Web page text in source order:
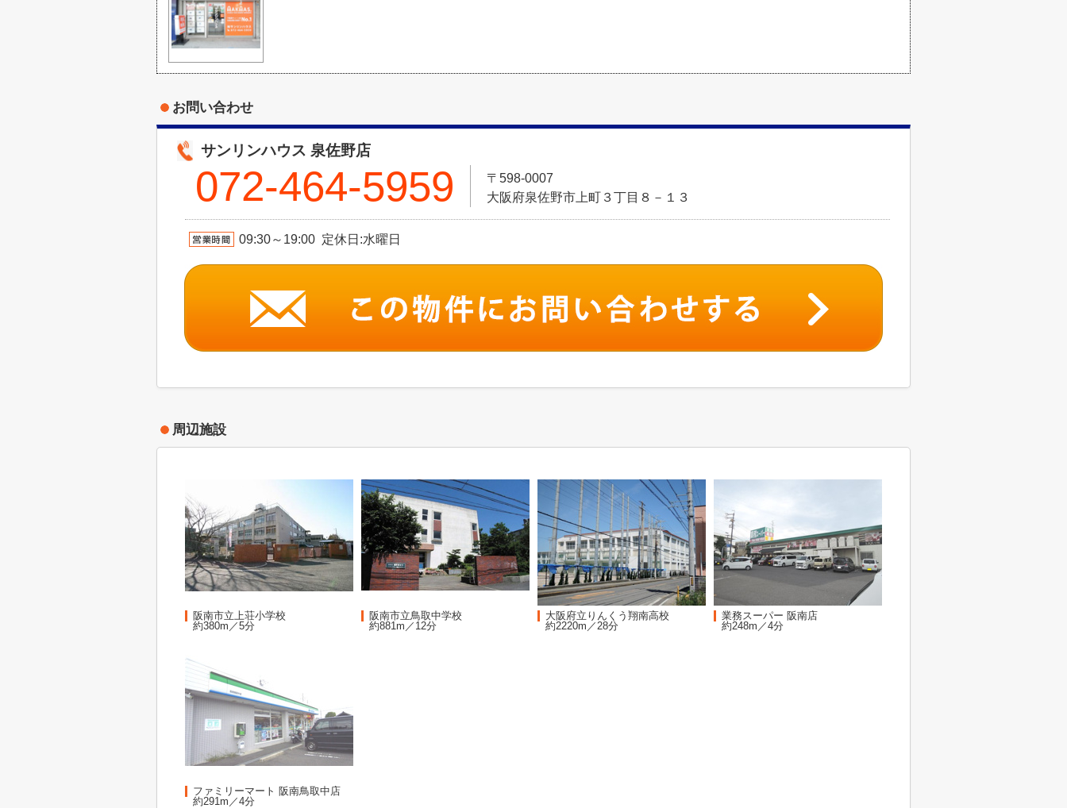
お問い合わせ
サンリンハウス 泉佐野店
072-464-5959
〒598-0007
大阪府泉佐野市上町３丁目８－１３
09:30～19:00 定休日:水曜日
周辺施設
阪南市立上荘小学校
約380m／5分
阪南市立鳥取中学校
約881m／12分
大阪府立りんくう翔南高校
約2220m／28分
業務スーパー 阪南店
約248m／4分
ファミリーマート 阪南鳥取中店
約291m／4分